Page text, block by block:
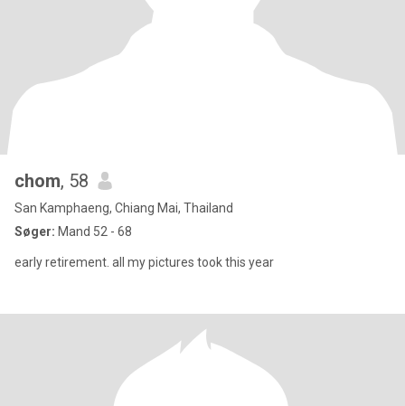
chom, 58
San Kamphaeng, Chiang Mai, Thailand
Søger: Mand 52 - 68
early retirement. all my pictures took this year